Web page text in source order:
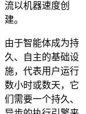
流以机器速度创
建。
由于智能体成为持
久、自主的基础设
施，代表用户运行
数小时或数天，它
们需要一个持久、